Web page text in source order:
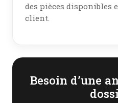
des pièces disponibles
client.
Besoin d’une